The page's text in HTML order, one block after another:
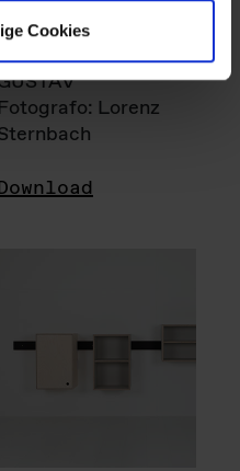
Cookies
Fotografo: Lorenz